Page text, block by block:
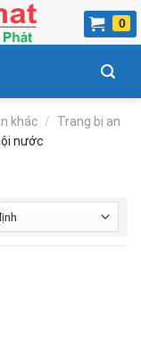
khác /
Trang bị an
nước